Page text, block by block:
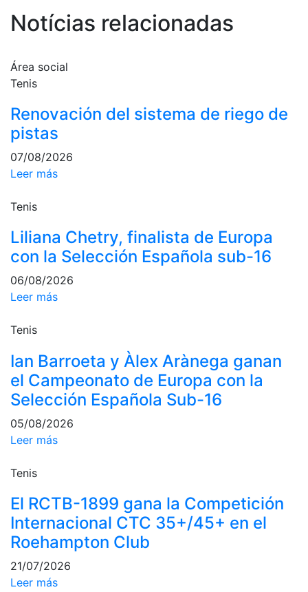
Área deportiva
Tenis
Next Gen
Palmarés
equipos
Leyendas
Competiciones
Campeonato
Social de Tenis
Cuadros de
Juego
Histórico del
Campeonato
Social
Fotos
Normativa
Pádel
Campeonato
Social de Pádel
Cuadros de
juego
Notícias relacionadas
Área social
Tenis
Renovación del sistema de riego de
pistas
07/08/2026
Leer más
Tenis
Liliana Chetry, finalista de Europa
con la Selección Española sub-16
06/08/2026
Leer más
Tenis
Ian Barroeta y Àlex Arànega ganan
el Campeonato de Europa con la
Selección Española Sub-16
05/08/2026
Leer más
Tenis
El RCTB-1899 gana la Competición
Internacional CTC 35+/45+ en el
Roehampton Club
21/07/2026
Leer más